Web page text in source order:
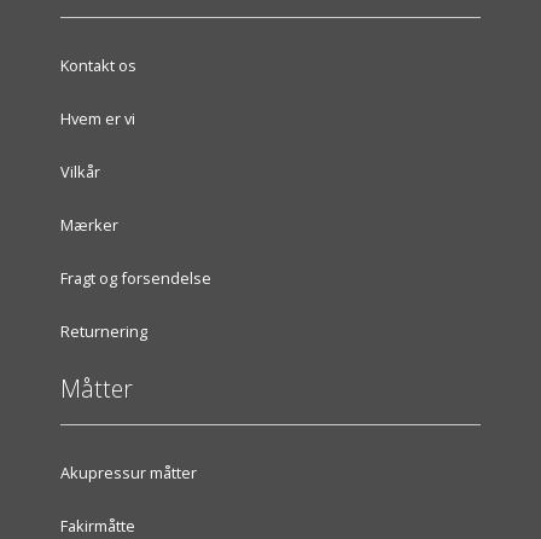
Kontakt os
Hvem er vi
Vilkår
Mærker
Fragt og forsendelse
Returnering
Måtter
Akupressur måtter
Fakirmåtte